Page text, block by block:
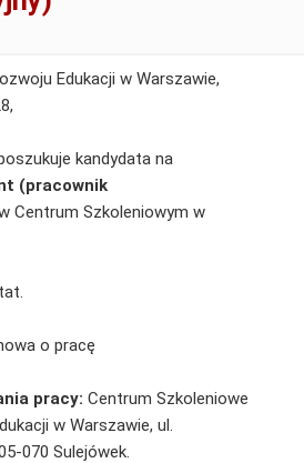
Edukacji w Warszawie,
kandydata na
(pracownik
Centrum Szkoleniowym w
o pracę
pracy: Centrum Szkoleniowe
w Warszawie, ul.
070 Sulejówek.